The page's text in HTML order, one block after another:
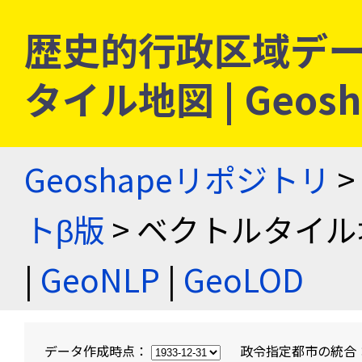
歴史的行政区域デ
タイル地図 |
Geoshapeリポジトリ >
トβ版 > ベクトルタイ
| GeoNLP | GeoLOD
データ作成時点： 政令指定都市の統